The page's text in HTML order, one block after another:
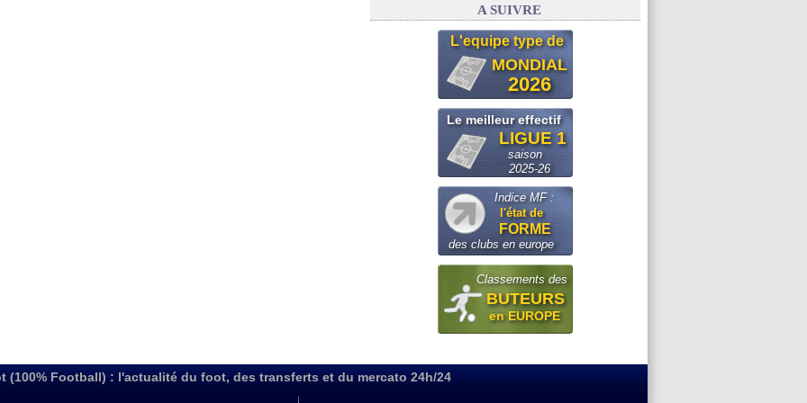
A SUIVRE
L'equipe type de
MONDIAL
2026
Le meilleur effectif
LIGUE 1
saison
2025-26
Indice MF :
l'état de
FORME
des clubs en europe
Classements des
BUTEURS
en EUROPE
(100% Football) : l'actualité du foot, des transferts et du mercato 24h/24